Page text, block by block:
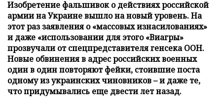
Изобретение фальшивок о действиях российской
армии на Украине вышло на новый уровень. На
этот раз заявления о «массовых изнасилованиях»
и даже «использовании для этого «Виагры»
прозвучали от спецпредставителя генсека ООН.
Новые обвинения в адрес российских военных
один в один повторяют фейки, стоившие поста
одному из украинских чиновников – и даже те,
что придумывались еще двести лет назад.